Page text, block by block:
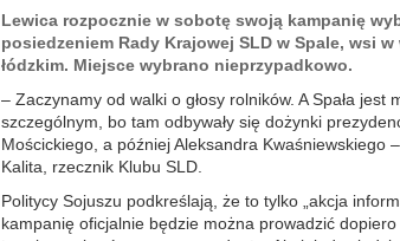
Lewica rozpocznie w sobotę swoją kampanię
posiedzeniem Rady Krajowej SLD w Spale, wsi
łódzkim. Miejsce wybrano nieprzypadkowo.
– Zaczynamy od walki o głosy rolników. A Spała jest
szczególnym, bo tam odbywały się dożynki
Mościckiego, a później Aleksandra Kwaśniewskiego
Kalita, rzecznik Klubu SLD.
Politycy Sojuszu podkreślają, że to tylko „akcja
kampanię oficjalnie będzie można prowadzić dopiero